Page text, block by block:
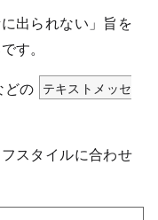
出られない」旨を
す。
どの テキストメッセ
スタイルに合わせ